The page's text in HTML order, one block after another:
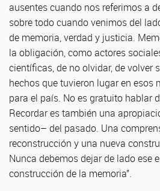
ausentes cuando nos referimos a
sobre todo cuando venimos del
de memoria, verdad y justicia.
la obligación, como actores
científicas, de no olvidar, de volver
hechos que tuvieron lugar en esos
para el país. No es gratuito hablar
Recordar es también una
sentido– del pasado. Una
reconstrucción y una nueva
Nunca debemos dejar de lado ese
construcción de la memoria”.